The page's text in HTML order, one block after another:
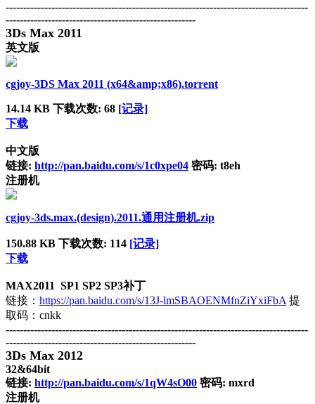
--------------------------------------------------------------------------------------
------------------------------------------------------
3Ds Max 2011
英文版
cgjoy-3DS Max 2011 (x64&amp;x86).torrent
14.14 KB 下载次数: 68 [记录]
下载
中文版
链接: http://pan.baidu.com/s/1c0xpe04 密码: t8eh
注册机
cgjoy-3ds.max.(design).2011.通用注册机.zip
150.88 KB 下载次数: 114 [记录]
下载
MAX2011 SP1 SP2 SP3补丁
链接： https://pan.baidu.com/s/13J-lmSBAOENMfnZiYxiFbA 提
取码：cnkk
--------------------------------------------------------------------------------------
------------------------------------------------------
3Ds Max 2012
32&64bit
链接: http://pan.baidu.com/s/1qW4sO00 密码: mxrd
注册机